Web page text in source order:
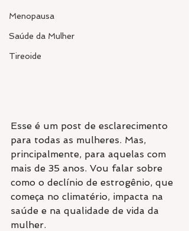
Menopausa
Saúde da Mulher
Tireoide
Esse é um post de esclarecimento
para todas as mulheres. Mas,
principalmente, para aquelas com
mais de 35 anos. Vou falar sobre
como o declínio de estrogênio, que
começa no climatério, impacta na
saúde e na qualidade de vida da
mulher.